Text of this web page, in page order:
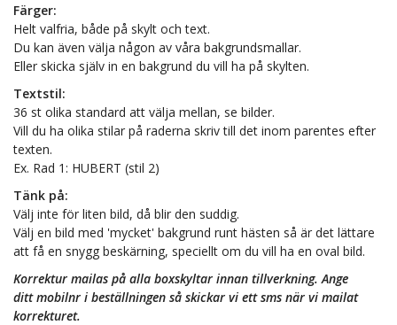
Färger:
Helt valfria, både på skylt och text.
Du kan även välja någon av våra bakgrundsmallar.
Eller skicka själv in en bakgrund du vill ha på skylten.
Textstil:
36 st olika standard att välja mellan, se bilder.
Vill du ha olika stilar på raderna skriv till det inom parentes efter
texten.
Ex. Rad 1: HUBERT (stil 2)
Tänk på:
Välj inte för liten bild, då blir den suddig.
Välj en bild med 'mycket' bakgrund runt hästen så är det lättare
att få en snygg beskärning, speciellt om du vill ha en oval bild.
Korrektur mailas på alla boxskyltar innan tillverkning.Ange
ditt mobilnr i beställningen så skickar vi ett sms när vi mailat
korrekturet.